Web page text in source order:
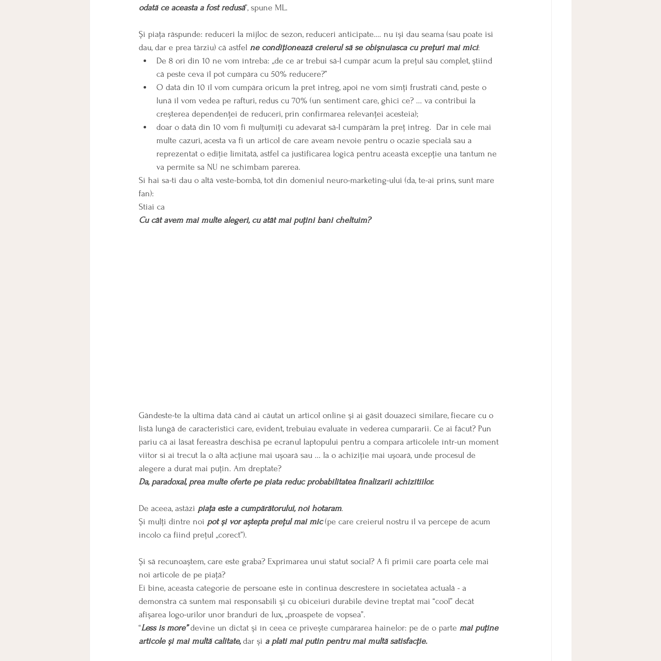
odată ce aceasta a fost redusă”, spune ML.
Și piața răspunde: reduceri la mijloc de sezon, reduceri anticipate…. nu își dau seama (sau poate isi
dau, dar e prea târziu) că astfel ne condiționează creierul să se obișnuiasca cu prețuri mai mici:
De 8 ori din 10 ne vom întreba: „de ce ar trebui să-l cumpăr acum la prețul său complet, știind
că peste ceva îl pot cumpăra cu 50% reducere?”
O dată din 10 îl vom cumpăra oricum la pret intreg, apoi ne vom simți frustrati când, peste o
lună îl vom vedea pe rafturi, redus cu 70% (un sentiment care, ghici ce? ... va contribui la
creșterea dependenței de reduceri, prin confirmarea relevanței acesteia);
doar o dată din 10 vom fi mulțumiți cu adevarat să-l cumpărăm la preț intreg.  Dar in cele mai
multe cazuri, acesta va fi un articol de care aveam nevoie pentru o ocazie specială sau a
reprezentat o ediție limitată, astfel ca justificarea logică pentru această excepție una tantum ne
va permite sa NU ne schimbam parerea.
Si hai sa-ti dau o altă veste-bombă, tot din domeniul neuro-marketing-ului (da, te-ai prins, sunt mare
fan):
Stiai ca
Cu cât avem mai multe alegeri, cu atât mai puțini bani cheltuim?
Gândeste-te la ultima dată când ai căutat un articol online și ai găsit douazeci similare, fiecare cu o
listă lungă de caracteristici care, evident, trebuiau evaluate in vederea cumpararii. Ce ai făcut? Pun
pariu că ai lăsat fereastra deschisă pe ecranul laptopului pentru a compara articolele într-un moment
viitor si ai trecut la o altă acțiune mai ușoară sau ... la o achiziție mai ușoară, unde procesul de
alegere a durat mai puțin. Am dreptate?
Da, paradoxal, prea multe oferte pe piata reduc probabilitatea finalizarii achizitiilor.
De aceea, astăzi piața este a cumpărătorului, noi hotaram.
Și mulți dintre noi pot și vor aștepta prețul mai mic (pe care creierul nostru îl va percepe de acum
incolo ca fiind prețul „corect”).
Și să recunoaștem, care este graba? Exprimarea unui statut social? A fi primii care poarta cele mai
noi articole de pe piață?
Ei bine, aceasta categorie de persoane este in continua descrestere în societatea actuală - a
demonstra că suntem mai responsabili și cu obiceiuri durabile devine treptat mai “cool” decât
afișarea logo-urilor unor branduri de lux, „proaspete de vopsea”.
“Less is more” devine un dictat și în ceea ce privește cumpărarea hainelor: pe de o parte mai puține
articole și mai multă calitate, dar și a plati mai putin pentru mai multă satisfacție.